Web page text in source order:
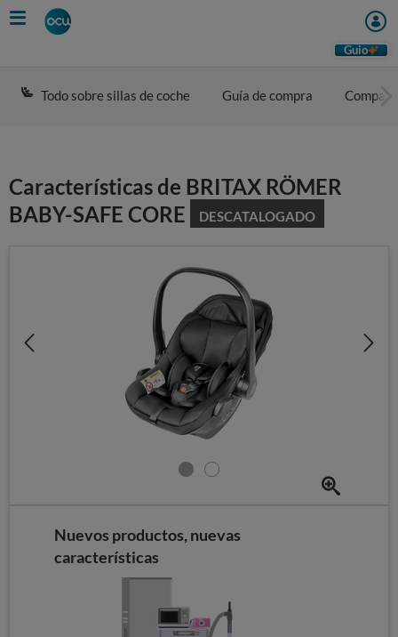
Skip
to
Guio
Todo sobre sillas de coche Guía de compra
Características de BRITAX RÖMER
BABY-SAFE CORE
DESCATALOGADO
Nuevos productos, nuevas
características